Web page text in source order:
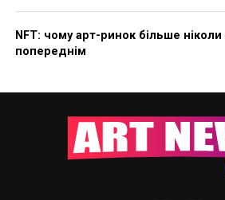
NFT: чому арт-ринок більше
попереднім